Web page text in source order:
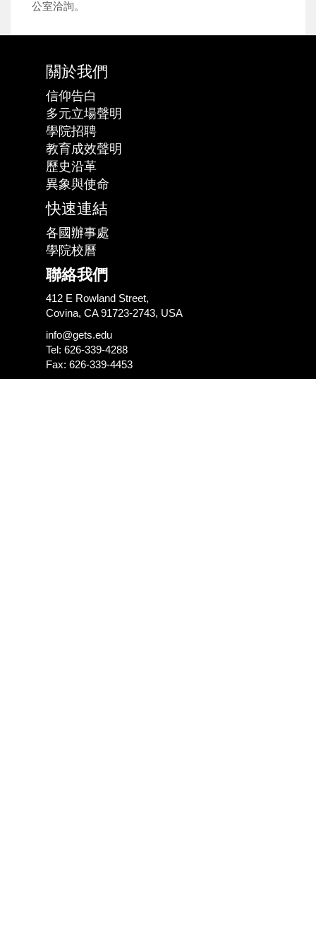
公室洽詢。
關於我們
信仰告白
多元立場聲明
學院招聘
教育成效聲明
歷史沿革
異象與使命
快速連結
各國辦事處
學院校曆
聯絡我們
412 E Rowland Street,
Covina, CA 91723-2743, USA
info@gets.edu
Tel: 626-339-4288
Fax: 626-339-4453